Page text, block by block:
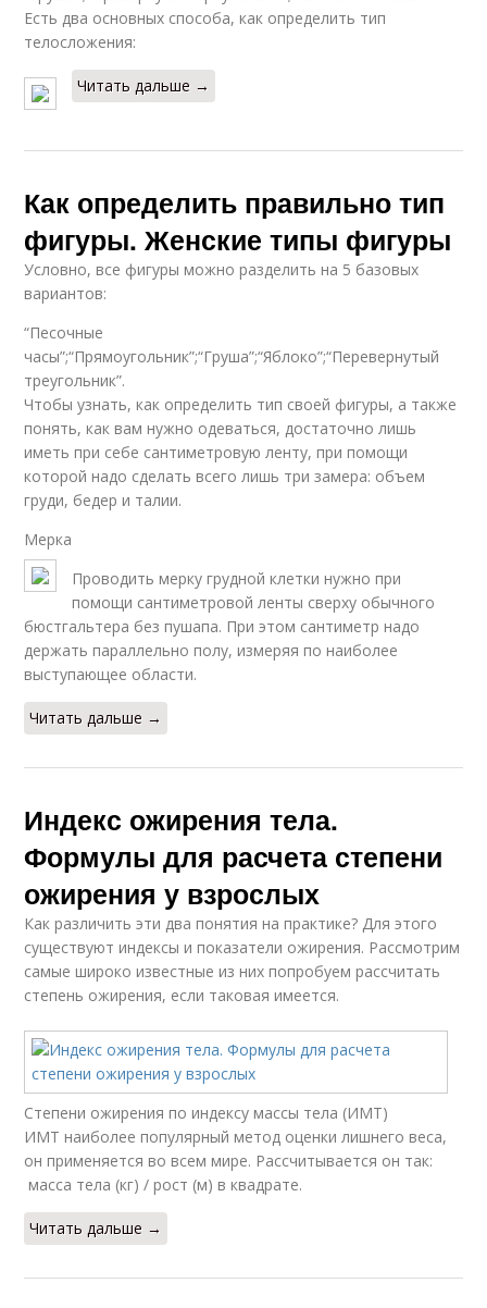
Есть два основных способа, как определить тип
телосложения:
Читать дальше →
Как определить правильно тип
фигуры. Женские типы фигуры
Условно, все фигуры можно разделить на 5 базовых
вариантов:
“Песочные
часы”;“Прямоугольник”;“Груша”;“Яблоко”;“Перевернутый
треугольник”.
Чтобы узнать, как определить тип своей фигуры, а также
понять, как вам нужно одеваться, достаточно лишь
иметь при себе сантиметровую ленту, при помощи
которой надо сделать всего лишь три замера: объем
груди, бедер и талии.
Мерка
Проводить мерку грудной клетки нужно при
помощи сантиметровой ленты сверху обычного
бюстгальтера без пушапа. При этом сантиметр надо
держать параллельно полу, измеряя по наиболее
выступающее области.
Читать дальше →
Индекс ожирения тела.
Формулы для расчета степени
ожирения у взрослых
Как различить эти два понятия на практике? Для этого
существуют индексы и показатели ожирения. Рассмотрим
самые широко известные из них попробуем рассчитать
степень ожирения, если таковая имеется.
Степени ожирения по индексу массы тела (ИМТ)
ИМТ наиболее популярный метод оценки лишнего веса,
он применяется во всем мире. Рассчитывается он так:
масса тела (кг) / рост (м) в квадрате.
Читать дальше →